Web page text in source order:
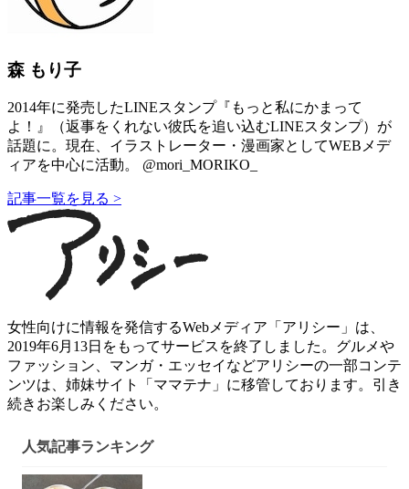
森 もり子
2014年に発売したLINEスタンプ『もっと私にかまって
よ！』（返事をくれない彼氏を追い込むLINEスタンプ）が
話題に。現在、イラストレーター・漫画家としてWEBメデ
ィアを中心に活動。 @mori_MORIKO_
記事一覧を見る >
女性向けに情報を発信するWebメディア「アリシー」は、
2019年6月13日をもってサービスを終了しました。グルメや
ファッション、マンガ・エッセイなどアリシーの一部コンテ
ンツは、姉妹サイト「ママテナ」に移管しております。引き
続きお楽しみください。
人気記事ランキング